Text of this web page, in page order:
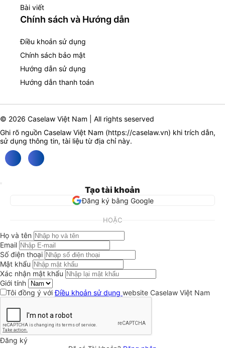
Bài viết
Chính sách và Hướng dẫn
Điều khoản sử dụng
Chính sách bảo mật
Hướng dẫn sử dụng
Hướng dẫn thanh toán
© 2026 Caselaw Việt Nam | All rights seserved
Ghi rõ nguồn Caselaw Việt Nam (https://caselaw.vn) khi trích dẫn,
sử dụng thông tin, tài liệu từ địa chỉ này.
Tạo tài khoản
Đăng ký bằng Google
HOẶC
Họ và tên
Email
Số điện thoại
Mật khẩu
Xác nhận mật khẩu
Giới tính
Tôi đồng ý vớiĐiều khoản sử dụng website Caselaw Việt Nam
Đăng ký